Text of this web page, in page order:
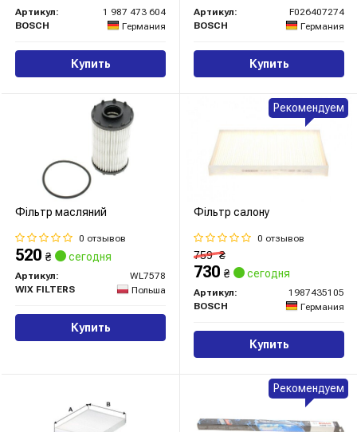
Артикул:
1 987 473 604
BOSCH
Германия
Купить
Артикул:
F026407274
BOSCH
Германия
Купить
Фільтр масляний
0 отзывов
520 ₴ сегодня
Артикул:
WL7578
WIX FILTERS
Польша
Купить
Фільтр салону
0 отзывов
759₴
730 ₴ сегодня
Артикул:
1987435105
BOSCH
Германия
Купить
Рекомендуем
Рекомендуем